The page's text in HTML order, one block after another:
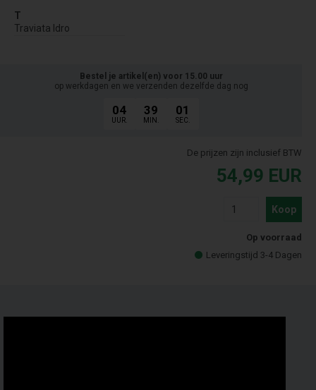
T
Traviata Idro
Bestel je artikel(en) voor 15.00 uur
op werkdagen en we verzenden dezelfde dag nog
04
UUR.
39
MIN.
01
SEC.
De prijzen zijn inclusief BTW
54,99 EUR
Koop
Op voorraad
Leveringstijd 3-4 Dagen